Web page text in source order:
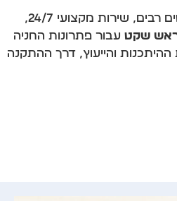
עם מוצרים מוכחים ברמה העולמית, ניסיון אדיר בפרויקטים רבים, שירות מקצועי 24/7,
שקט עבור פתרונות החניה
והייעוץ, דרך ההתקנה